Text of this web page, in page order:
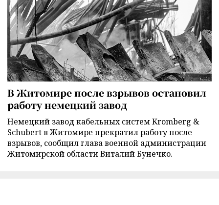
В Житомире после взрывов остановил
работу немецкий завод
Немецкий завод кабельных систем Kromberg &
Schubert в Житомире прекратил работу после
взрывов, сообщил глава военной администрации
Житомирской области Виталий Бунечко.